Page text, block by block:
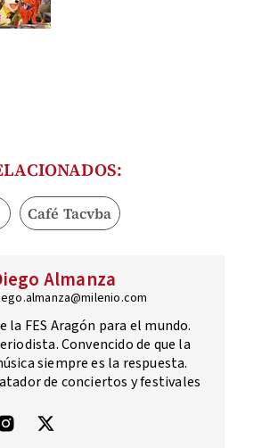
Café Tacvba
Almanza
la FES Aragón para el mundo.
Convencido de que la
siempre es la respuesta.
de conciertos y festivales